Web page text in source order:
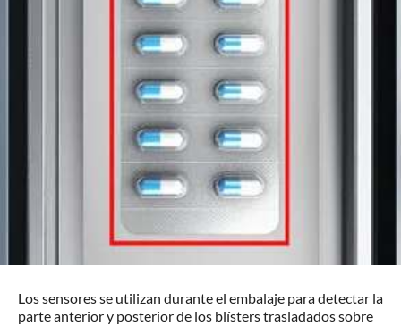
Los sensores se utilizan durante el embalaje para detectar la
parte anterior y posterior de los blísters trasladados sobre